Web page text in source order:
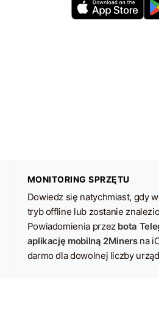
MONITORING SPRZĘTU
Dowiedz się natychmiast, gdy
tryb offline lub zostanie
Powiadomienia przez bota
aplikację mobilną 2Minersna
darmo dla dowolnej liczby